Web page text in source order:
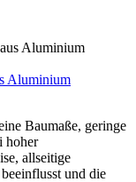
Aluminium
Baumaße, geringe
hoher
allseitige
und die